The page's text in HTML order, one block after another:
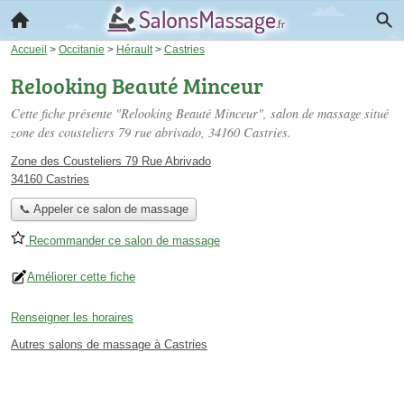
Accueil > Occitanie > Hérault > Castries
Relooking Beauté Minceur
Cette fiche présente "Relooking Beauté Minceur", salon de massage situé
zone des cousteliers 79 rue abrivado, 34160 Castries.
Zone des Cousteliers 79 Rue Abrivado
34160 Castries
📞 Appeler ce salon de massage
Recommander ce salon de massage
Améliorer cette fiche
Renseigner les horaires
Autres salons de massage à Castries